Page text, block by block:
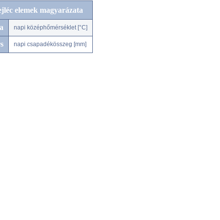
elemek magyarázata
napi középhőmérséklet [°C]
napi csapadékösszeg [mm]